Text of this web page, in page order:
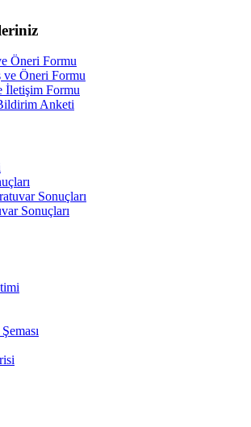
Öneri Formu
ve Öneri Formu
İletişim Formu
Anketi
Sonuçları
Sonuçları